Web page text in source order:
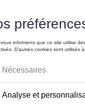
GTI, noir - S